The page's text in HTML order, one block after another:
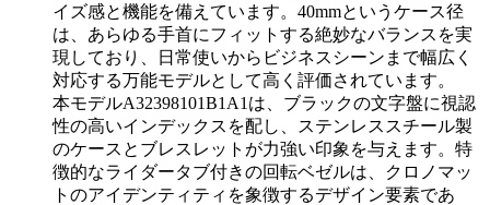
イズ感と機能を備えています。40mmというケース径
は、あらゆる手首にフィットする絶妙なバランスを実
現しており、日常使いからビジネスシーンまで幅広く
対応する万能モデルとして高く評価されています。
本モデルA32398101B1A1は、ブラックの文字盤に視認
性の高いインデックスを配し、ステンレススチール製
のケースとブレスレットが力強い印象を与えます。特
徴的なライダータブ付きの回転ベゼルは、クロノマッ
トのアイデンティティを象徴するデザイン要素であ